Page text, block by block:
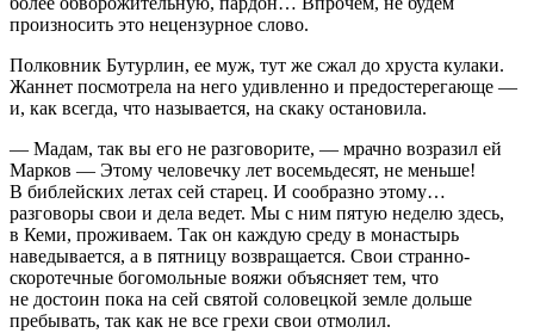
произносить это нецензурное слово.
Полковник Бутурлин, ее муж, тут же сжал до хруста кулаки.
Жаннет посмотрела на него удивленно и предостерегающе —
и, как всегда, что называется, на скаку остановила.
— Мадам, так вы его не разговорите, — мрачно возразил ей
Марков — Этому человечку лет восемьдесят, не меньше!
В библейских летах сей старец. И сообразно этому…
разговоры свои и дела ведет. Мы с ним пятую неделю здесь,
в Кеми, проживаем. Так он каждую среду в монастырь
наведывается, а в пятницу возвращается. Свои странно-
скоротечные богомольные вояжи объясняет тем, что
не достоин пока на сей святой соловецкой земле дольше
пребывать, так как не все грехи свои отмолил.